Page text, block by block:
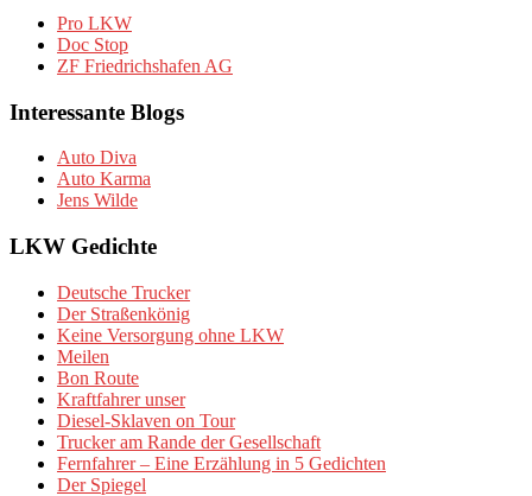
Pro LKW
Doc Stop
ZF Friedrichshafen AG
Interessante Blogs
Auto Diva
Auto Karma
Jens Wilde
LKW Gedichte
Deutsche Trucker
Der Straßenkönig
Keine Versorgung ohne LKW
Meilen
Bon Route
Kraftfahrer unser
Diesel-Sklaven on Tour
Trucker am Rande der Gesellschaft
Fernfahrer – Eine Erzählung in 5 Gedichten
Der Spiegel